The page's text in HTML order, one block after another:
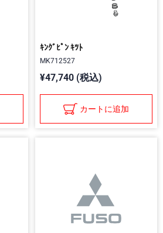
ｷﾝｸﾞﾋﾟﾝ ｷﾂﾄ
MK712527
¥47,740 (税込)
カートに追加